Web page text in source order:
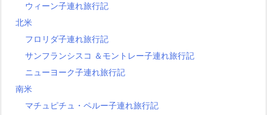
ウィーン子連れ旅行記
北米
フロリダ子連れ旅行記
サンフランシスコ ＆モントレー子連れ旅行記
ニューヨーク子連れ旅行記
南米
マチュピチュ・ペルー子連れ旅行記